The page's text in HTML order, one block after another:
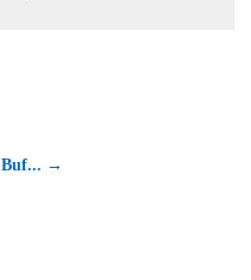
Buf... →